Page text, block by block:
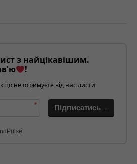
з найцікавішим.
!
не отримуєте від нас листи
* Підписатись→